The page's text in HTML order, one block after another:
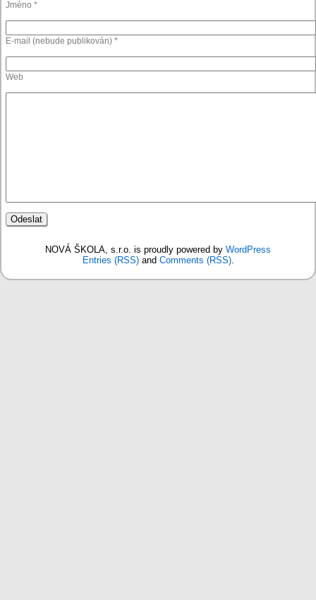
Jméno *
E-mail (nebude publikován) *
Web
NOVÁ ŠKOLA, s.r.o. is proudly powered by WordPress
Entries (RSS)and Comments (RSS).